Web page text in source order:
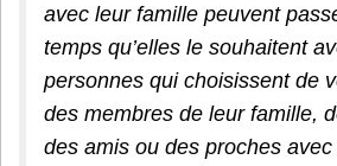
avec leur famille peuvent
temps qu’elles le souhaitent
personnes qui choisissent de
des membres de leur famille,
des amis ou des proches